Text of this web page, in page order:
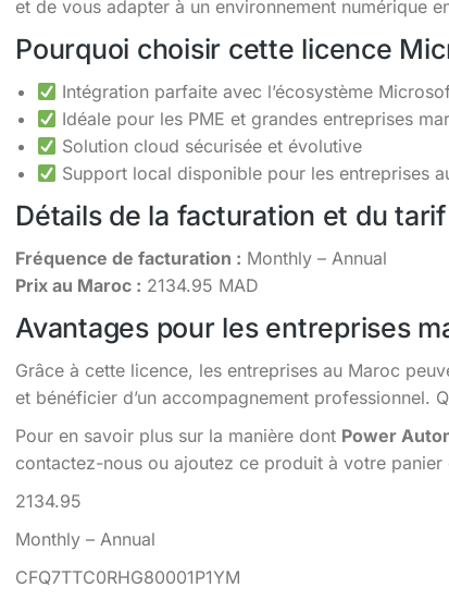
et de vous adapter à un environnement numérique
Pourquoi choisir cette licence
Intégration parfaite avec l’écosystème
Idéale pour les PME et grandes entreprises
Solution cloud sécurisée et évolutive
Support local disponible pour les entreprises
Détails de la facturation et du tarif
Fréquence de facturation : Monthly – Annual
Prix au Maroc : 2134.95 MAD
Avantages pour les entreprises
Grâce à cette licence, les entreprises au Maroc
et bénéficier d’un accompagnement professionnel.
Pour en savoir plus sur la manière dont Power
contactez-nous ou ajoutez ce produit à votre panier
2134.95
Monthly – Annual
CFQ7TTC0RHG80001P1YM